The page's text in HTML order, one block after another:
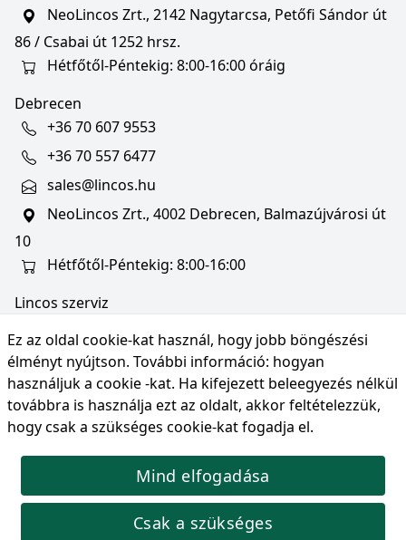
Ez az oldal cookie-kat használ, hogy jobb böngészési
élményt nyújtson. További információ: hogyan
használjuk a cookie -kat. Ha kifejezett beleegyezés nélkül
továbbra is használja ezt az oldalt, akkor feltételezzük,
hogy csak a szükséges cookie-kat fogadja el.
Mind elfogadása
Csak a szükséges
NeoLincos Zrt., 2142 Nagytarcsa, Petőfi Sándor út
86 / Csabai út 1252 hrsz.
Hétfőtől-Péntekig: 8:00-16:00 óráig
Debrecen
+36 70 607 9553
+36 70 557 6477
sales@lincos.hu
NeoLincos Zrt., 4002 Debrecen, Balmazújvárosi út
10
Hétfőtől-Péntekig: 8:00-16:00
Lincos szerviz
NeoLincos Zrt., 4002 Debrecen, Balmazújvárosi út
10
Nyitvatartás: hétfő-péntek 8:00-16:00
© Copyright 2026 NeoLincos Zrt., minden jog
fenntartva.